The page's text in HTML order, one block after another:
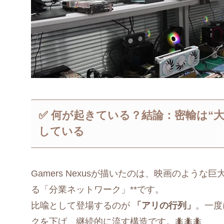
✅ 何が起きている？結論：密輸は“
している
Gamers Nexusが描いたのは、映画のような巨
る「分業ネットワーク」**です。
比喩として登場するのが
「アリの行列」 。一
クを下げ、継続的に流す構造です。🐜🐜🐜